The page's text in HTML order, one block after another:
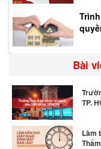
Bài
TP.
Làm